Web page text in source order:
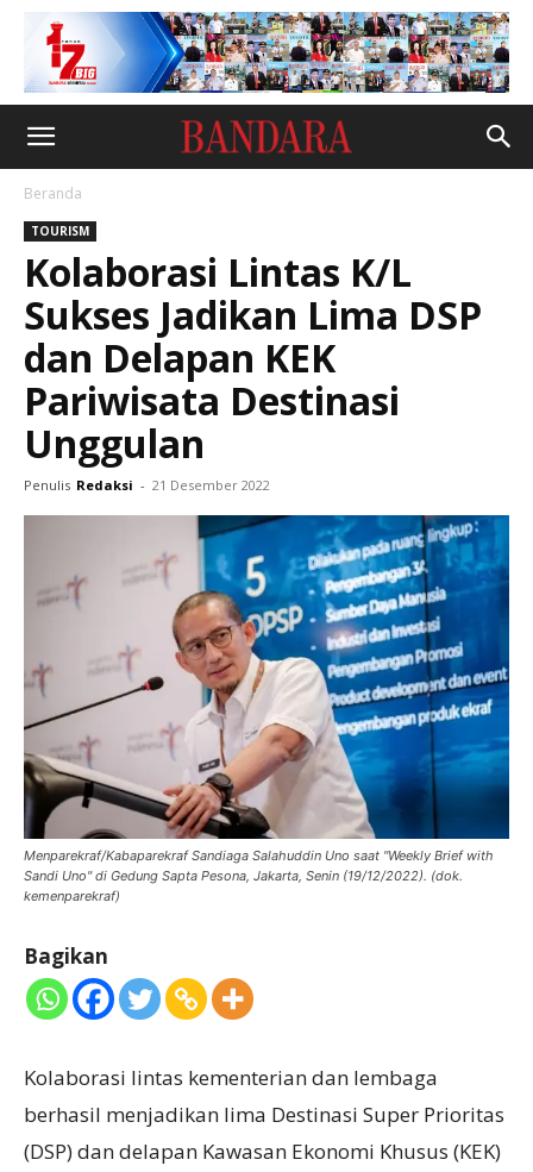
Beranda
TOURISM
Kolaborasi Lintas K/L
Sukses Jadikan Lima DSP
dan Delapan KEK
Pariwisata Destinasi
Unggulan
Penulis Redaksi - 21 Desember 2022
Menparekraf/Kabaparekraf Sandiaga Salahuddin Uno saat "Weekly Brief with
Sandi Uno" di Gedung Sapta Pesona, Jakarta, Senin (19/12/2022). (dok.
kemenparekraf)
Bagikan
Kolaborasi lintas kementerian dan lembaga
berhasil menjadikan lima Destinasi Super Prioritas
(DSP) dan delapan Kawasan Ekonomi Khusus (KEK)